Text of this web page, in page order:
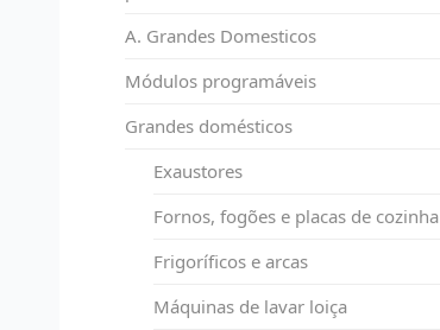
A. Grandes Domesticos
Módulos programáveis
Grandes domésticos
Exaustores
Fornos, fogões e placas de cozinha
Frigoríficos e arcas
Máquinas de lavar loiça